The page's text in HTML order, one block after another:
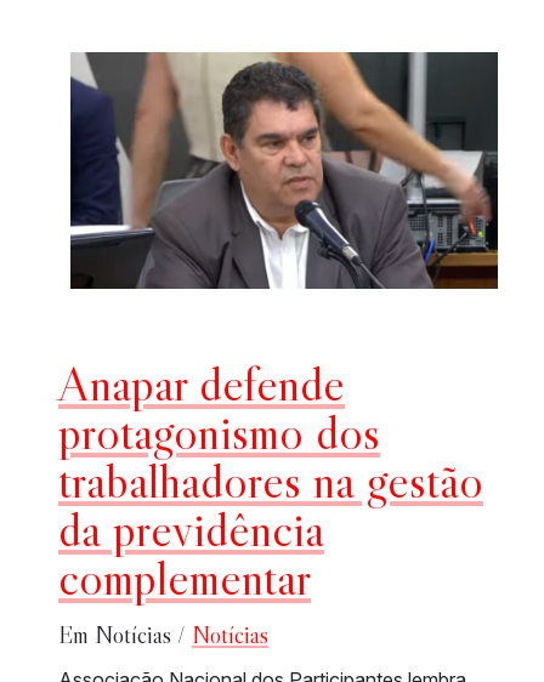
Anapar defende
protagonismo dos
trabalhadores na gestão
da previdência
complementar
Em Notícias / Notícias